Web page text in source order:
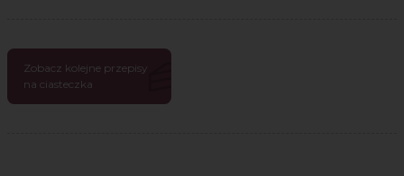
Zobacz kolejne przepisy
na ciasteczka